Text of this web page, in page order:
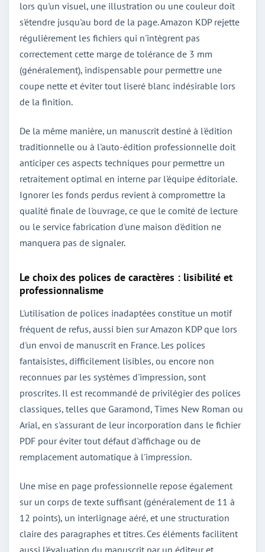
lors qu'un visuel, une illustration ou une couleur doit
s'étendre jusqu'au bord de la page. Amazon KDP rejette
régulièrement les fichiers qui n'intègrent pas
correctement cette marge de tolérance de 3 mm
(généralement), indispensable pour permettre une
coupe nette et éviter tout liseré blanc indésirable lors
de la finition.
De la même manière, un manuscrit destiné à l'édition
traditionnelle ou à l'auto-édition professionnelle doit
anticiper ces aspects techniques pour permettre un
retraitement optimal en interne par l'équipe éditoriale.
Ignorer les fonds perdus revient à compromettre la
qualité finale de l'ouvrage, ce que le comité de lecture
ou le service fabrication d'une maison d'édition ne
manquera pas de signaler.
Le choix des polices de caractères : lisibilité et
professionnalisme
L'utilisation de polices inadaptées constitue un motif
fréquent de refus, aussi bien sur Amazon KDP que lors
d'un envoi de manuscrit en France. Les polices
fantaisistes, difficilement lisibles, ou encore non
reconnues par les systèmes d'impression, sont
proscrites. Il est recommandé de privilégier des polices
classiques, telles que Garamond, Times New Roman ou
Arial, en s'assurant de leur incorporation dans le fichier
PDF pour éviter tout défaut d'affichage ou de
remplacement automatique à l'impression.
Une mise en page professionnelle repose également
sur un corps de texte suffisant (généralement de 11 à
12 points), un interlignage aéré, et une structuration
claire des paragraphes et titres. Ces éléments facilitent
aussi l'évaluation du manuscrit par un éditeur et